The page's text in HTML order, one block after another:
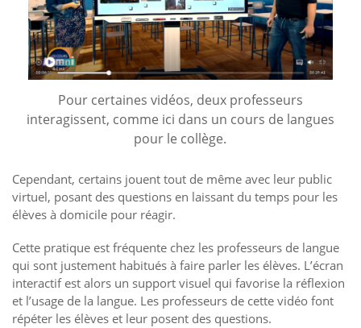
Pour certaines vidéos, deux professeurs
interagissent, comme ici dans un cours de langues
pour le collège.
Cependant, certains jouent tout de même avec leur public
virtuel, posant des questions en laissant du temps pour les
élèves à domicile pour réagir.
Cette pratique est fréquente chez les professeurs de langue
qui sont justement habitués à faire parler les élèves. L’écran
interactif est alors un support visuel qui favorise la réflexion
et l’usage de la langue. Les professeurs de cette vidéo font
répéter les élèves et leur posent des questions.